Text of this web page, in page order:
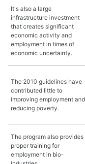
It's also a large
infrastructure investment
that creates significant
economic activity and
employment in times of
economic uncertainty.
The 2010 guidelines have
contributed little to
improving employment and
reducing poverty.
The program also provides
proper training for
employment in bio-